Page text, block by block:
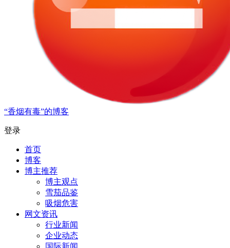
“香烟有毒”的博客
登录
首页
博客
博主推荐
博主观点
雪茄品鉴
吸烟危害
网文资讯
行业新闻
企业动态
国际新闻